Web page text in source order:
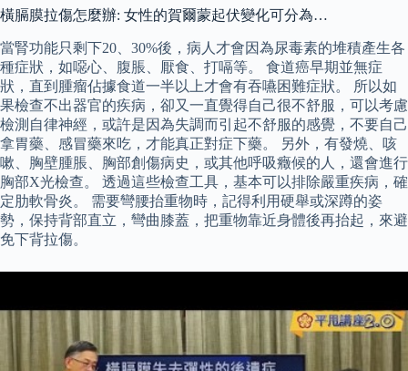
橫膈膜拉傷怎麼辦: 女性的賀爾蒙起伏變化可分為…
當腎功能只剩下20、30%後，病人才會因為尿毒素的堆積產生各
種症狀，如噁心、腹脹、厭食、打嗝等。 食道癌早期並無症
狀，直到腫瘤佔據食道一半以上才會有吞嚥困難症狀。 所以如
果檢查不出器官的疾病，卻又一直覺得自己很不舒服，可以考慮
檢測自律神經，或許是因為失調而引起不舒服的感覺，不要自己
拿胃藥、感冒藥來吃，才能真正對症下藥。 另外，有發燒、咳
嗽、胸壁腫脹、胸部創傷病史，或其他呼吸癥候的人，還會進行
胸部X光檢查。 透過這些檢查工具，基本可以排除嚴重疾病，確
定肋軟骨炎。 需要彎腰抬重物時，記得利用硬舉或深蹲的姿
勢，保持背部直立，彎曲膝蓋，把重物靠近身體後再抬起，來避
免下背拉傷。